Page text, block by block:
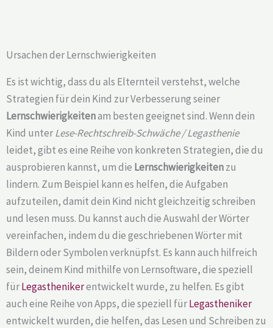
Ursachen der Lernschwierigkeiten
Es ist wichtig, dass du als Elternteil verstehst, welche
Strategien für dein Kind zur Verbesserung seiner
Lernschwierigkeitenam besten geeignet sind. Wenn dein
Kind unterLese-Rechtschreib-Schwäche / Legasthenie
leidet, gibt es eine Reihe von konkreten Strategien, die du
ausprobieren kannst, um die Lernschwierigkeitenzu
lindern. Zum Beispiel kann es helfen, die Aufgaben
aufzuteilen, damit dein Kind nicht gleichzeitig schreiben
und lesen muss. Du kannst auch die Auswahl der Wörter
vereinfachen, indem du die geschriebenen Wörter mit
Bildern oder Symbolen verknüpfst. Es kann auch hilfreich
sein, deinem Kind mithilfe von Lernsoftware, die speziell
fürLegasthenikerentwickelt wurde, zu helfen. Es gibt
auch eine Reihe von Apps, die speziell fürLegastheniker
entwickelt wurden, die helfen, das Lesen und Schreiben zu